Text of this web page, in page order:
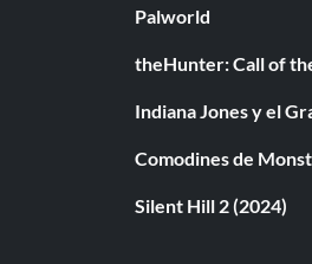
Palworld
theHunter: Call of
Indiana Jones y el
Comodines de
Silent Hill 2 (2024)